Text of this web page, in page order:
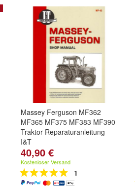
Massey Ferguson MF362
MF365 MF375 MF383 MF390
Traktor Reparaturanleitung
I&T
40,90 €
Kostenloser Versand
1